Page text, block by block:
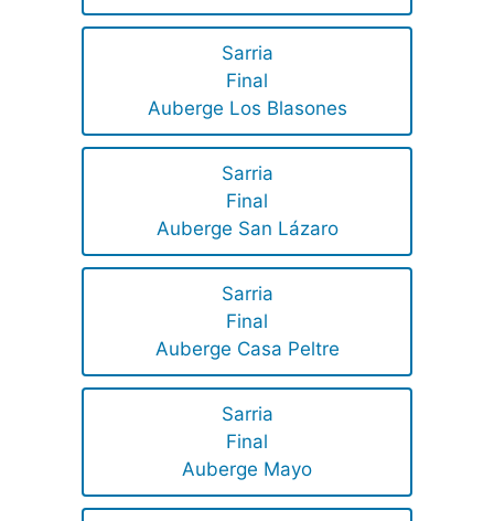
Sarria
Final
Auberge Los Blasones
Sarria
Final
Auberge San Lázaro
Sarria
Final
Auberge Casa Peltre
Sarria
Final
Auberge Mayo